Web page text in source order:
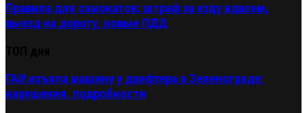
Правила для самокатов: штраф за езду вдвоем,
выезд на дорогу, новые ПДД
ГАИ изъяла машину у дрифтера в Зеленограде:
нарушения, подробности